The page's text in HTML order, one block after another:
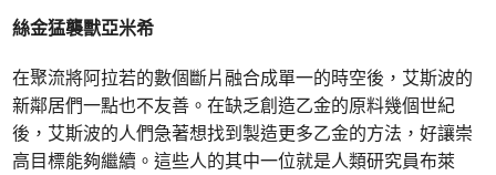
絲金猛襲獸亞米希
在聚流將阿拉若的數個斷片融合成單一的時空後，艾斯波的
新鄰居們一點也不友善。在缺乏創造乙金的原料幾個世紀
後，艾斯波的人們急著想找到製造更多乙金的方法，好讓崇
高目標能夠繼續。這些人的其中一位就是人類研究員布萊